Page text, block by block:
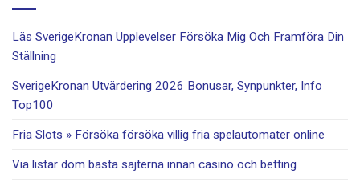
Läs SverigeKronan Upplevelser Försöka Mig Och Framföra Din
Ställning
SverigeKronan Utvärdering 2026 Bonusar, Synpunkter, Info
Top100
Fria Slots » Försöka försöka villig fria spelautomater online
Via listar dom bästa sajterna innan casino och betting